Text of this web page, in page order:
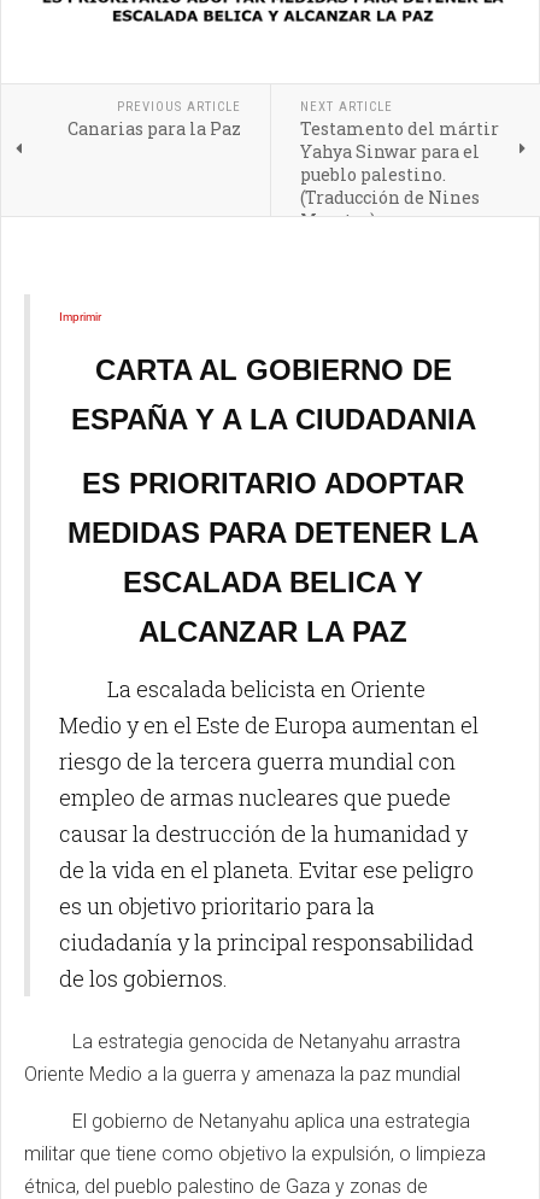
PREVIOUS ARTICLE
Canarias para la Paz
NEXT ARTICLE
Testamento del mártir
Yahya Sinwar para el
pueblo palestino.
(Traducción de Nines
Maestro)
Imprimir
CARTA AL GOBIERNO DE
ESPAÑA Y A LA CIUDADANIA
ES PRIORITARIO ADOPTAR
MEDIDAS PARA DETENER LA
ESCALADA BELICA Y
ALCANZAR LA PAZ
La escalada belicista en Oriente
Medio y en el Este de Europa aumentan el
riesgo de la tercera guerra mundial con
empleo de armas nucleares que puede
causar la destrucción de la humanidad y
de la vida en el planeta. Evitar ese peligro
es un objetivo prioritario para la
ciudadanía y la principal responsabilidad
de los gobiernos.
La estrategia genocida de Netanyahu arrastra
Oriente Medio a la guerra y amenaza la paz mundial
El gobierno de Netanyahu aplica una estrategia
militar que tiene como objetivo la expulsión, o limpieza
étnica, del pueblo palestino de Gaza y zonas de